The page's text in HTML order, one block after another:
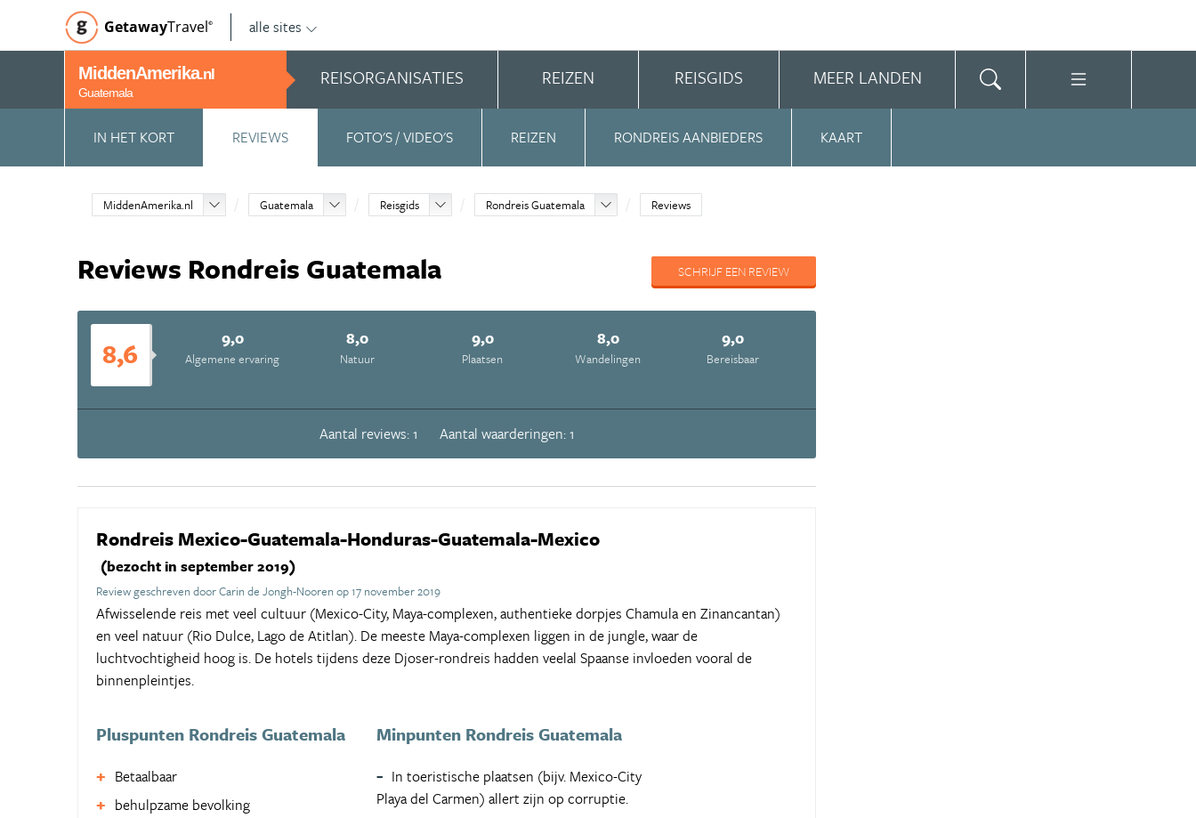
GetawayTravel© alle sites
MiddenAmerika.nl
Guatemala
REISORGANISATIES REIZEN REISGIDS MEER LANDEN
IN HET KORT REVIEWS FOTO'S / VIDEO'S REIZEN RONDREIS AANBIEDERS KAART
MiddenAmerika.nl Guatemala Reisgids Rondreis Guatemala Reviews
SCHRIJF EEN REVIEW
Reviews Rondreis Guatemala
8,6 9,0
Algemene ervaring
8,0
Natuur
9,0
Plaatsen
8,0
Wandelingen
9,0
Bereisbaar
Aantal reviews: 1 Aantal waarderingen: 1
Rondreis Mexico-Guatemala-Honduras-Guatemala-Mexico
(bezocht in september 2019)
Review geschreven door Carin de Jongh-Nooren op 17 november 2019
Afwisselende reis met veel cultuur (Mexico-City, Maya-complexen, authentieke dorpjes Chamula en Zinancantan)
en veel natuur (Rio Dulce, Lago de Atitlan). De meeste Maya-complexen liggen in de jungle, waar de
luchtvochtigheid hoog is. De hotels tijdens deze Djoser-rondreis hadden veelal Spaanse invloeden vooral de
binnenpleintjes.
Pluspunten Rondreis Guatemala
Betaalbaar
behulpzame bevolking
Minpunten Rondreis Guatemala
In toeristische plaatsen (bijv. Mexico-City
Playa del Carmen) allert zijn op corruptie.